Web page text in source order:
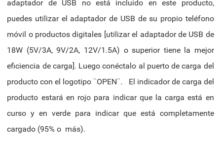
adaptador de USB no está incluido en este producto,
puedes utilizar el adaptador de USB de su propio teléfono
móvil o productos digitales [utilizar el adaptador de USB de
18W (5V/3A, 9V/2A, 12V/1.5A) o superior tiene la mejor
eficiencia de carga]. Luego conéctalo al puerto de carga del
producto con el logotipo ¨OPEN¨. El indicador de carga del
producto estará en rojo para indicar que la carga está en
curso y en verde para indicar que está completamente
cargado (95% o más).